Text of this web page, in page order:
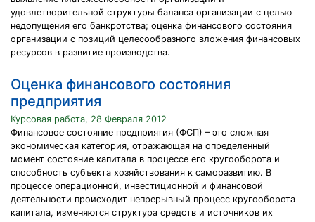
удовлетворительной структуры баланса организации с целью
недопущения его банкротства; оценка финансового состояния
организации с позиций целесообразного вложения финансовых
ресурсов в развитие производства.
Оценка финансового состояния
предприятия
Курсовая работа, 28 Февраля 2012
Финансовое состояние предприятия (ФСП) – это сложная
экономическая категория, отражающая на определенный
момент состояние капитала в процессе его кругооборота и
способность субъекта хозяйствования к саморазвитию. В
процессе операционной, инвестиционной и финансовой
деятельности происходит непрерывный процесс кругооборота
капитала, изменяются структура средств и источников их